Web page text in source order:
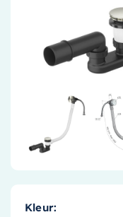
Kleur: